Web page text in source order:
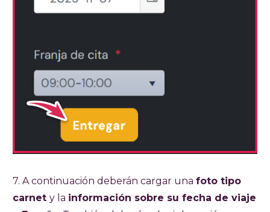
7. A continuación deberán cargar una foto tipo
carnet y la información sobre su fecha de viaje